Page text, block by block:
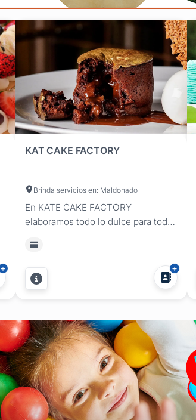
KAT CAKE FACTORY
Brinda servicios en: Maldonado
En KATE CAKE FACTORY
elaboramos todo lo dulce para todo
casamientos, 15 años, infantiles,
despedidas, eventos empresariales,
tardes de té, coffee break en Punta
del Este. Además, realizamos
con una gran variedad de postres
para...